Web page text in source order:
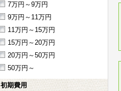
7万円～9万円
9万円～11万円
11万円～15万円
15万円～20万円
20万円～50万円
50万円～
初期費用